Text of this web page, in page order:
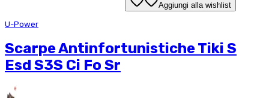
Aggiungi alla wishlist
U-Power
Scarpe Antinfortunistiche Tiki S
Esd S3S Ci Fo Sr